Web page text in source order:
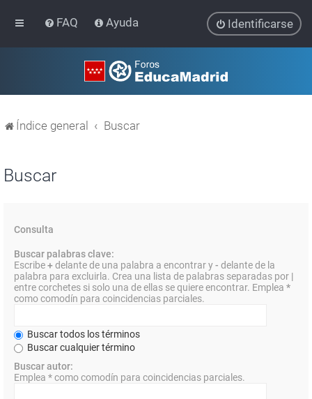
FAQ Ayuda Identificarse
Índice general Buscar
Buscar
Consulta
Buscar palabras clave:
Escribe+delante de una palabra a encontrar y- delante de la
palabra para excluirla. Crea una lista de palabras separadas por |
entre corchetes si solo una de ellas se quiere encontrar. Emplea *
como comodín para coincidencias parciales.
Buscar todos los términos
Buscar cualquier término
Buscar autor:
Emplea * como comodín para coincidencias parciales.